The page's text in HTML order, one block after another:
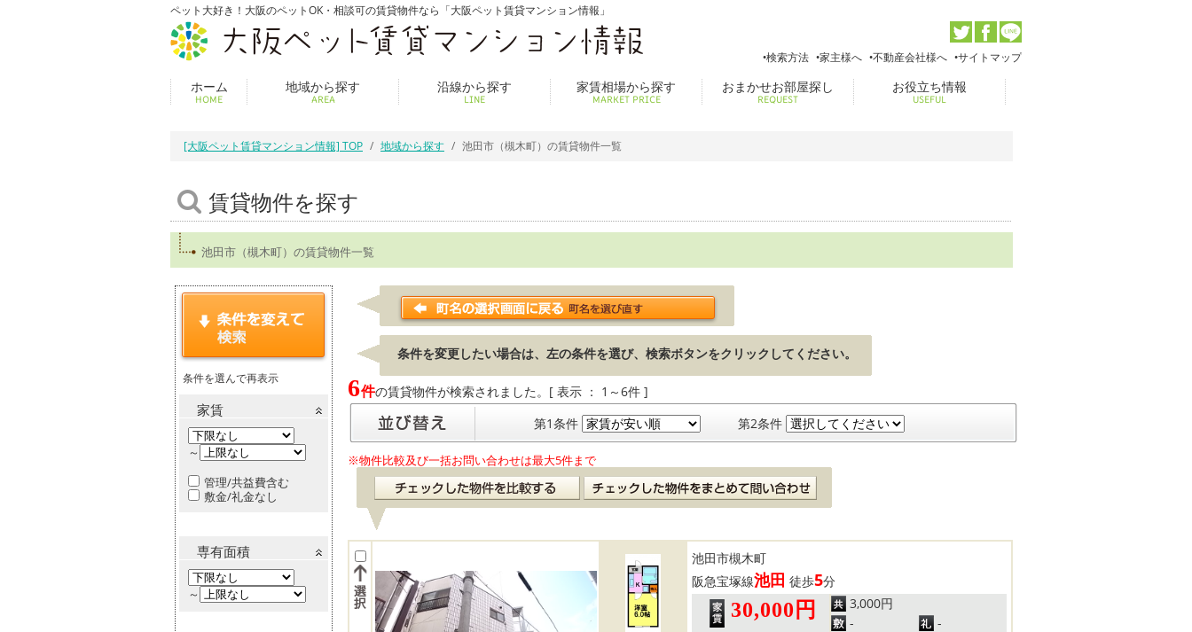
ペット大好き！大阪のペットOK・相談可の賃貸物件なら「大阪ペット賃貸マンション情報」
検索方法 家主様へ 不動産会社様へ サイトマップ
ホーム
HOME
地域から探す
AREA
沿線から探す
LINE
家賃相場から探す
MARKET PRICE
おまかせお部屋探し
REQUEST
お役立ち情報
USEFUL
[大阪ペット賃貸マンション情報] TOP 地域から探す 池田市（槻木町）の賃貸物件一覧
賃貸物件を探す
池田市（槻木町）の賃貸物件一覧
条件を選んで再表示
家賃
～
管理/共益費含む
敷金/礼金なし
専有面積
～
条件を変更したい場合は、左の条件を選び、検索ボタンをクリックしてください。
6件の賃貸物件が検索されました。[ 表示 ： 1～6件 ]
第1条件
第2条件
※物件比較及び一括お問い合わせは最大5件まで
池田市槻木町
阪急宝塚線池田 徒歩5分
30,000円
3,000円
-
-